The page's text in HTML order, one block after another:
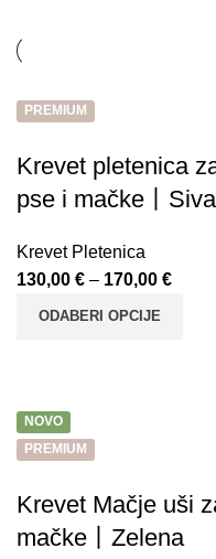
PREMIUM
Krevet pletenica
pse i mačke丨Siva
Krevet Pletenica
130,00 € – 170,00 €
ODABERI OPCIJE
NOVO
PREMIUM
Krevet Mačje uši
mačke丨Zelena